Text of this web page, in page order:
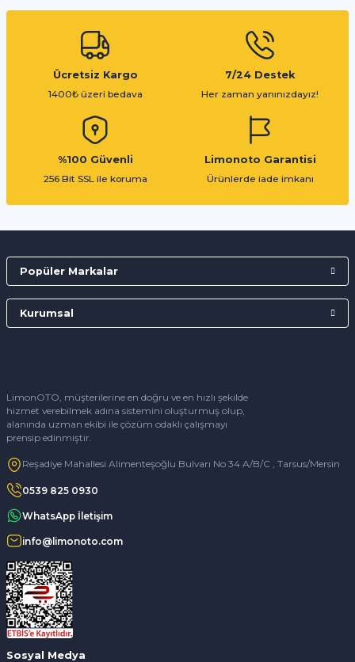
Ücretsiz Kargo
1400₺ üzeri bedava
7/24 Destek
Her zaman yanınızdayız!
%100 Güvenli
256 Bit SSL ile koruma
Limonoto Garantisi
Ürünlerde iade imkanı
LimonOTO, müşterilerine en doğru ve en hızlı şekilde
hizmet verebilmek adına sistemini oluşturmuş olup,
alanında uzman ekibi ile çözüm odaklı çalışmayı
prensip edinmiştir.
Reşadiye Mahallesi Alimenteşoğlu Bulvarı No 34 A/B/C , Tarsus/Mersin
0539 825 0930
WhatsApp İletişim
info@limonoto.com
Popüler Markalar
Kurumsal
Sosyal Medya